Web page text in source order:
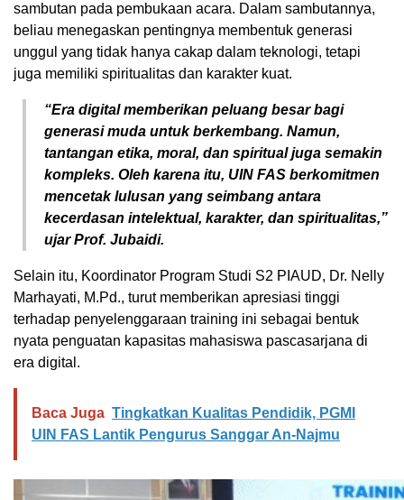
sambutan pada pembukaan acara. Dalam sambutannya,
beliau menegaskan pentingnya membentuk generasi
unggul yang tidak hanya cakap dalam teknologi, tetapi
juga memiliki spiritualitas dan karakter kuat.
“Era digital memberikan peluang besar bagi
generasi muda untuk berkembang. Namun,
tantangan etika, moral, dan spiritual juga semakin
kompleks. Oleh karena itu, UIN FAS berkomitmen
mencetak lulusan yang seimbang antara
kecerdasan intelektual, karakter, dan spiritualitas,”
ujar Prof. Jubaidi.
Selain itu, Koordinator Program Studi S2 PIAUD, Dr. Nelly
Marhayati, M.Pd., turut memberikan apresiasi tinggi
terhadap penyelenggaraan training ini sebagai bentuk
nyata penguatan kapasitas mahasiswa pascasarjana di
era digital.
Baca Juga Tingkatkan Kualitas Pendidik, PGMI
UIN FAS Lantik Pengurus Sanggar An-Najmu